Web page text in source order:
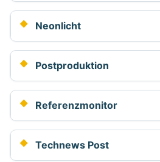
Neonlicht
Postproduktion
Referenzmonitor
Technews Post